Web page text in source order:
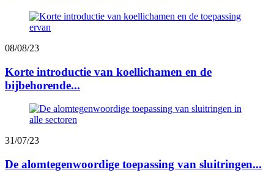
08/08/23
Korte introductie van koellichamen en de
bijbehorende...
31/07/23
De alomtegenwoordige toepassing van sluitringen...